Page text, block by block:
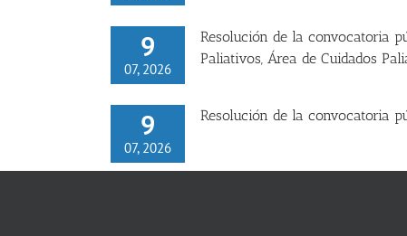
9
07, 2026
Resolución de la convocatoria
Paliativos, Área de Cuidados
9
07, 2026
Resolución de la convocatoria